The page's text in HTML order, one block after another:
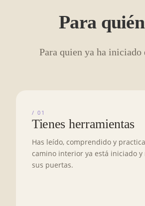
Para
Para quien ya ha iniciado
/ 01
Tienes herramientas
Has leído, comprendido y
camino interior ya está iniciado y
sus puertas.